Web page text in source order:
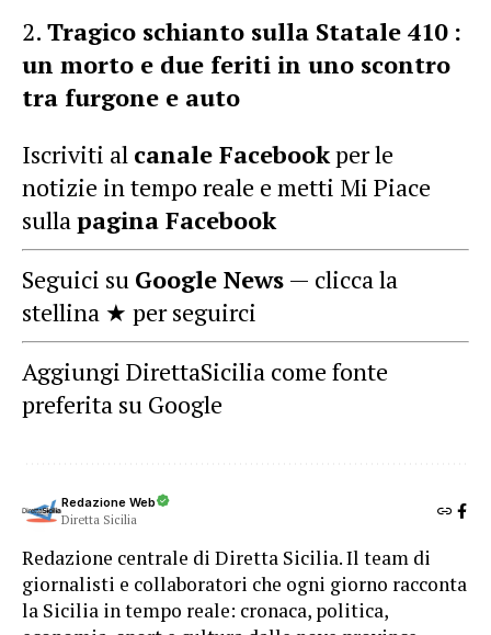
Tragico schianto sulla Statale 410 :
un morto e due feriti in uno scontro
tra furgone e auto
Iscriviti al canale Facebookper le
notizie in tempo reale e metti Mi Piace
sullapagina Facebook
Seguici su Google News — clicca la
stellina ★ per seguirci
Aggiungi DirettaSicilia come fonte
preferita su Google
Redazione Web
Diretta Sicilia
Redazione centrale di Diretta Sicilia. Il team di
giornalisti e collaboratori che ogni giorno racconta
la Sicilia in tempo reale: cronaca, politica,